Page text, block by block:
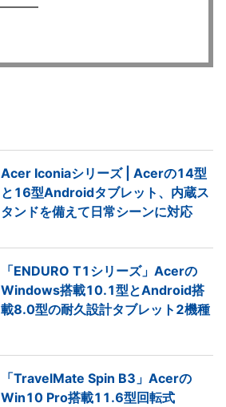
Acer Iconiaシリーズ | Acerの14型
と16型Androidタブレット、内蔵ス
タンドを備えて日常シーンに対応
「ENDURO T1シリーズ」Acerの
Windows搭載10.1型とAndroid搭
載8.0型の耐久設計タブレット2機種
「TravelMate Spin B3」Acerの
Win10 Pro搭載11.6型回転式